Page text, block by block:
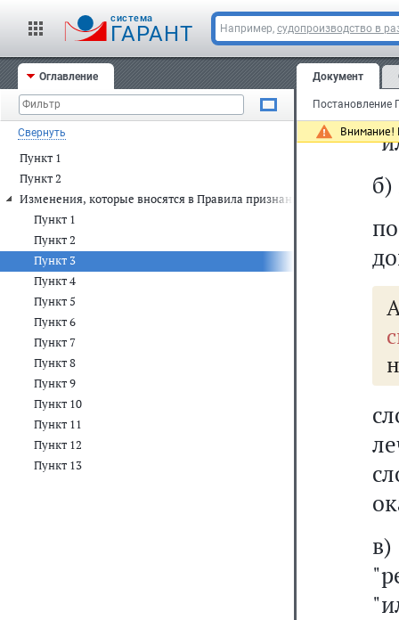
cистема
ГАРАНТ Например, судопроизводство в
Оглавление
Свернуть
Пункт 1
Пункт 2
Изменения, которые вносятся в Правила признания лица инвалидом
Пункт 1
Пункт 2
Пункт 3
Пункт 4
Пункт 5
Пункт 6
Пункт 7
Пункт 8
Пункт 9
Пункт 10
Пункт 11
Пункт 12
Пункт 13
Документ
Внимание!
3.